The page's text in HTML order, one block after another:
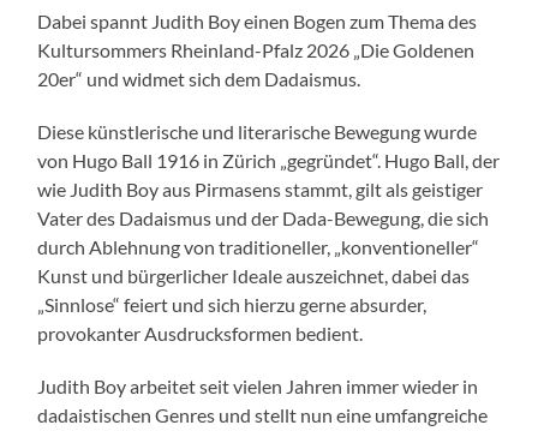
Dabei spannt Judith Boy einen Bogen zum Thema des
Kultursommers Rheinland-Pfalz 2026 „Die Goldenen
20er“ und widmet sich dem Dadaismus.
Diese künstlerische und literarische Bewegung wurde
von Hugo Ball 1916 in Zürich „gegründet“. Hugo Ball, der
wie Judith Boy aus Pirmasens stammt, gilt als geistiger
Vater des Dadaismus und der Dada-Bewegung, die sich
durch Ablehnung von traditioneller, „konventioneller“
Kunst und bürgerlicher Ideale auszeichnet, dabei das
„Sinnlose“ feiert und sich hierzu gerne absurder,
provokanter Ausdrucksformen bedient.
Judith Boy arbeitet seit vielen Jahren immer wieder in
dadaistischen Genres und stellt nun eine umfangreiche